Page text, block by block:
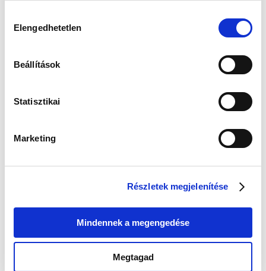
kiválasztása
Elengedhetetlen
Beállítások
Statisztikai
Marketing
Részletek megjelenítése
Mindennek a megengedése
Megtagad